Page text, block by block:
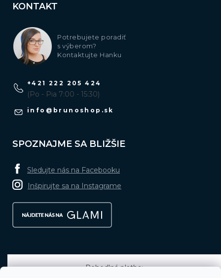
KONTAKT
Potrebujete poradiť
s výberom?
Kontaktujte Hanku
info @ brunoshop.sk
+421 222 205 424
(Po - Pia 7:00 - 15:30)
SPOZNAJME SA BLIŽŠIE
Sledujte nás na Facebooku
Inšpirujte sa na Instagrame
Pohodlná platba: